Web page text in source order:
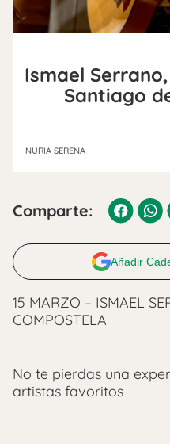
Ismael
Santiago
NURIA SERENA
Comparte:
Añadir
15 MARZO – ISMAEL
COMPOSTELA
No te pierdas una
artistas favoritos